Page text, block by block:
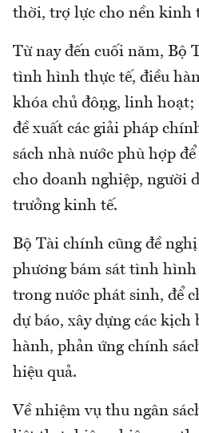
thời, trợ lực cho nền kinh
Từ nay đến cuối năm, Bộ
tình hình thực tế, điều
khóa chủ động, linh hoạt;
đề xuất các giải pháp
sách nhà nước phù hợp
cho doanh nghiệp, người
trưởng kinh tế.
Bộ Tài chính cũng đề
phương bám sát tình hình
trong nước phát sinh, để
dự báo, xây dựng các kịch
hành, phản ứng chính
hiệu quả.
Về nhiệm vụ thu ngân